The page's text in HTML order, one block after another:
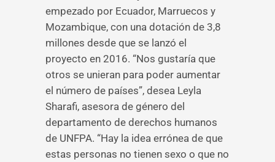
empezado por Ecuador, Marruecos y
Mozambique, con una dotación de 3,8
millones desde que se lanzó el
proyecto en 2016. “Nos gustaría que
otros se unieran para poder aumentar
el número de países”, desea Leyla
Sharafi, asesora de género del
departamento de derechos humanos
de UNFPA. “Hay la idea errónea de que
estas personas no tienen sexo o que no